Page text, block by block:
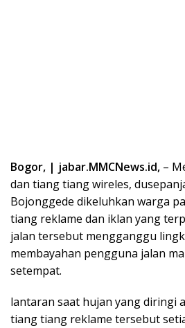
Bogor, | jabar.MMCNews.id, –
dan tiang tiang wireles,
Bojonggede dikeluhkan warga
tiang reklame dan iklan yang
jalan tersebut mengganggu
membayahan pengguna jalan
setempat.
lantaran saat hujan yang diringi
tiang tiang reklame tersebut